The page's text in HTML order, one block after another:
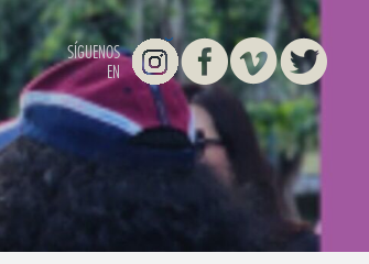
SÍGUENOS
EN
InstagramFacebookVimeoTwitter